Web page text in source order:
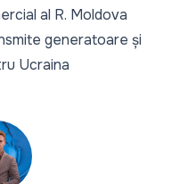
al R. Moldova
generatoare și
Ucraina